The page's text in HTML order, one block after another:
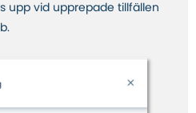
upp vid upprepade tillfällen